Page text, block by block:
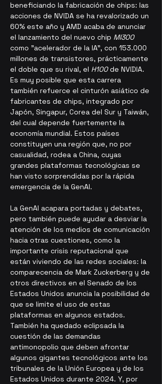
beneficiando la fabricación de chips: las
acciones de NVIDA se ha revalorizado un
60% este año y AMD acaba de anunciar
el lanzamiento del nuevo chip MI300
como "acelerador de la IA", con 153.000
millones de transistores, prácticamente
el doble que su rival, el H100 de NVIDIA.
Es muy posible que esta carrera
también refuerce el cinturón asiático de
fabricantes de chips, integrado por
Japón, Singapur, Corea del Sur y Taiwán,
del cual depende fuertemente la
economía mundial. Estos países
constituyen una región que, no por
casualidad, rodea a China, cuyas
grandes plataformas tecnológicas se
han visto sorprendidas por la rápida
emergencia de la GenAI.
La GenAI acapara portadas y debates,
pero también puede ayudar a desviar la
atención de los medios de comunicación
hacia otras cuestiones, como la
importante crisis reputacional que
están viviendo de las redes sociales: la
comparecencia de Mark Zuckerberg y de
otros directivos en el Senado de los
Estados Unidos anuncia la posibilidad de
que se limite el uso de estas
plataformas en algunos estados.
También ha quedado eclipsada la
cuestión de las demandas
antimonopolio que deben afrontar
algunos gigantes tecnológicos ante los
tribunales de la Unión Europea y de los
Estados Unidos durante 2024. Y, por